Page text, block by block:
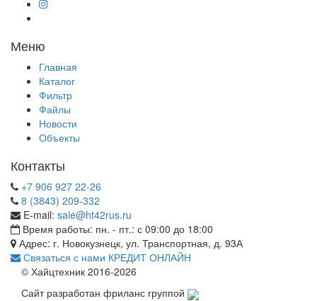
Меню
Главная
Каталог
Фильтр
Файлы
Новости
Объекты
Контакты
+7 906 927 22-26
8 (3843) 209-332
E-mail: sale@ht42rus.ru
Время работы: пн. - пт.: с 09:00 до 18:00
Адрес: г. Новокузнецк, ул. Транспортная, д. 93А
Связаться с нами КРЕДИТ ОНЛАЙН
© Хайцтехник 2016-2026
Сайт разработан фриланс группой